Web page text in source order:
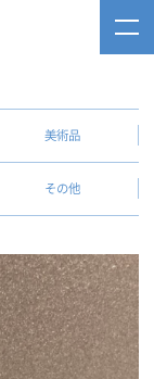
美術品
その他